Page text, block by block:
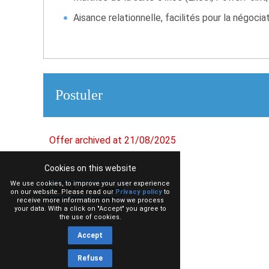
Aisance relationnelle, facilités pour la
Postuler
Offer archived at 21/08/2025
Cookies on this website
We use cookies, to improve your user experience
on our website. Please read our Privacy policy to
receive more information on how we process
your data. With a click on "Accept" you agree to
the use of cookies.
Accept
Refuse